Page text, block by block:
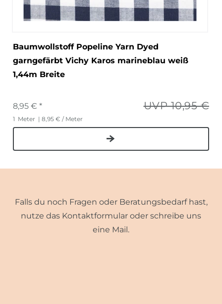
Baumwollstoff Popeline Yarn Dyed
garngefärbt Vichy Karos marineblau weiß
1,44m Breite
UVP 10,95 €
8,95 € *
1 Meter | 8,95 € / Meter
Falls du noch Fragen oder Beratungsbedarf hast,
nutze das Kontaktformular oder schreibe uns
eine Mail.